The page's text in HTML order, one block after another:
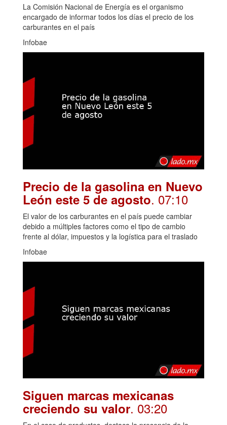
La Comisión Nacional de Energía es el organismo
encargado de informar todos los días el precio de los
carburantes en el país
Infobae
Precio de la gasolina en Nuevo
León este 5 de agosto. 07:10
El valor de los carburantes en el país puede cambiar
debido a múltiples factores como el tipo de cambio
frente al dólar, impuestos y la logística para el traslado
Infobae
Siguen marcas mexicanas
creciendo su valor. 03:20